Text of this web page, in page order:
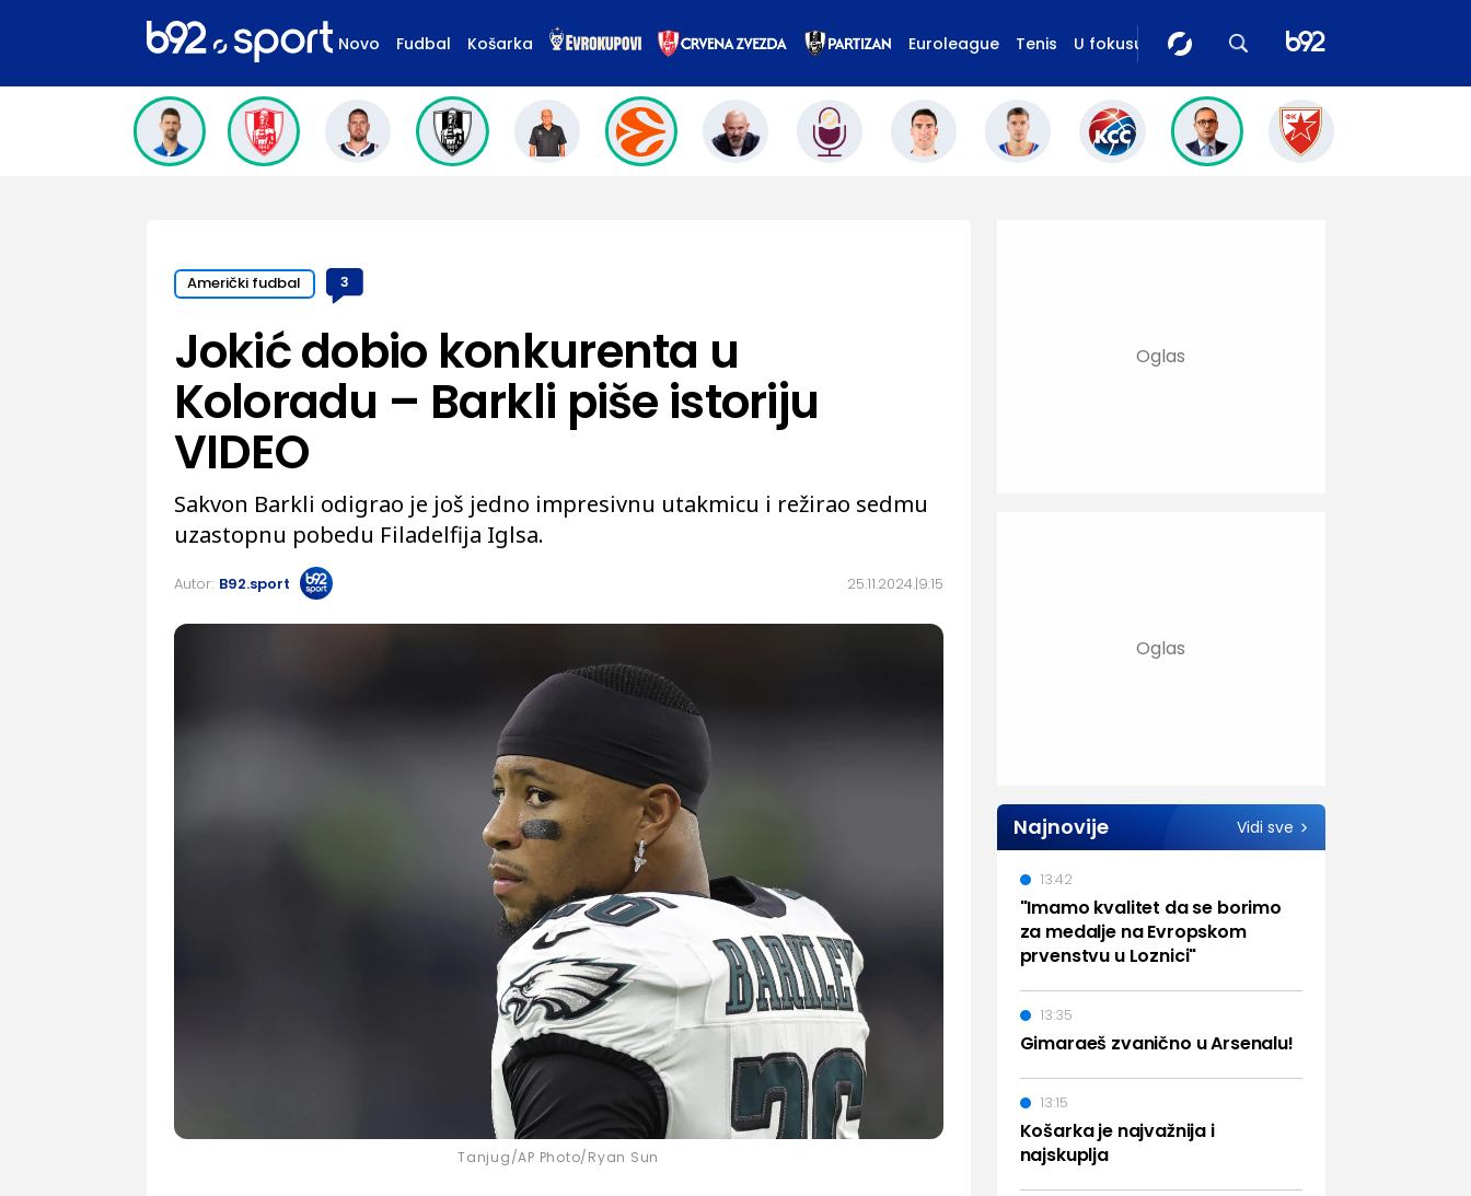
Novo Fudbal Košarka Euroleague Tenis U fokusu
Američki fudbal 3
25.11.2024. 9:15
Jokić dobio konkurenta u
Koloradu – Barkli piše istoriju
VIDEO
Sakvon Barkli odigrao je još jedno impresivnu utakmicu i režirao sedmu
uzastopnu pobedu Filadelfija Iglsa.
Autor: B92.sport
Tanjug/AP Photo/Ryan Sun
Najnovije Vidi sve
"Imamo kvalitet da se borimo
za medalje na Evropskom
prvenstvu u Loznici"
13:42
Gimaraeš zvanično u Arsenalu!
13:35
Košarka je najvažnija i
najskuplja
13:15